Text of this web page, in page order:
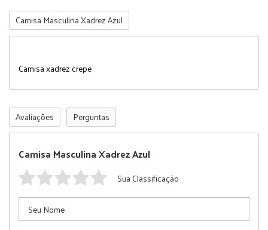
Camisa Masculina Xadrez Azul
Camisa xadrez crepe
Avaliações Perguntas
Camisa Masculina Xadrez Azul
Sua Classificação